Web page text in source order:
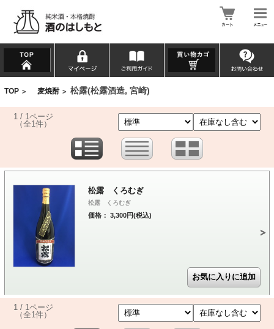
TOP > 麦焼酎 > 松露(松露酒造, 宮崎)
1 / 1ページ
（全1件）
松露 くろむぎ
松露 くろむぎ
価格： 3,300円(税込)
1 / 1ページ
（全1件）